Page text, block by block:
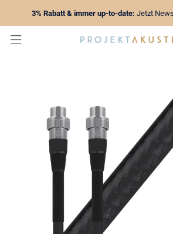
3% Rabatt & immer up-to-date: Jetzt